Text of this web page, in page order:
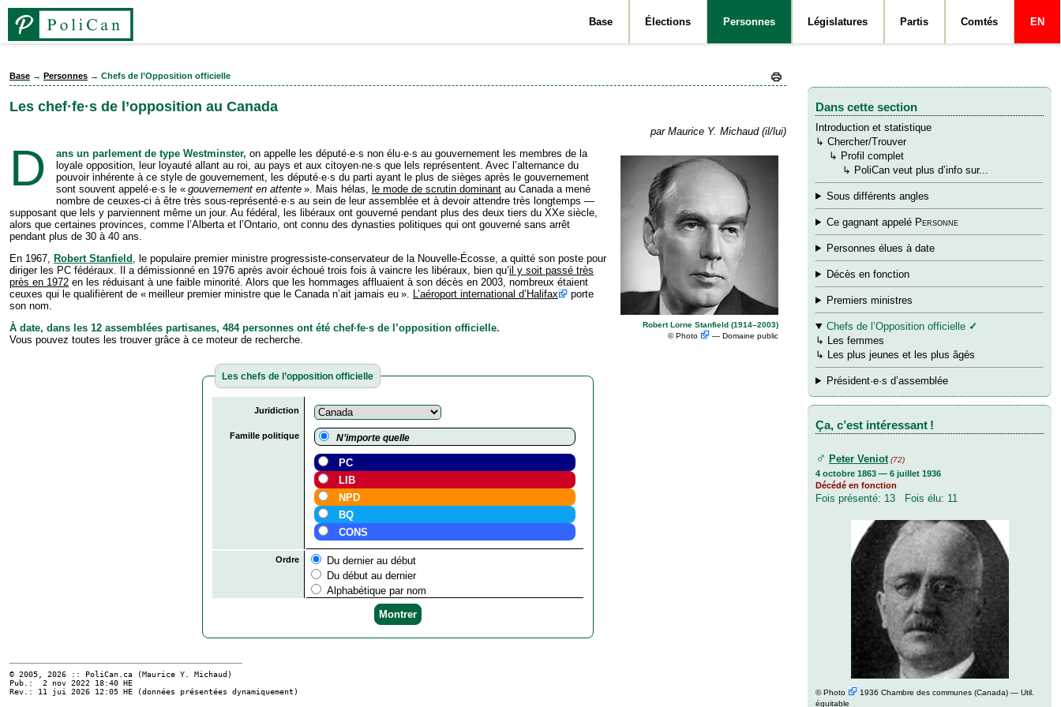
Base Élections Personnes Législatures Partis Comtés EN
Base → Personnes → Chefs de l’Opposition officielle
Les chef·fe·s de l’opposition au Canada
par Maurice Y. Michaud (il/lui)
Robert Lorne Stanfield (1914–2003)
©Photo — Domaine public
D ans un parlement de type Westminster, on appelle les député·e·s non élu·e·s au gouvernement les membres de la
loyale opposition, leur loyauté allant au roi, au pays et aux citoyen·ne·s que lels repré­sentent. Avec l’alternance du
pouvoir inhérente à ce style de gouvernement, les député·e·s du parti ayant le plus de sièges après le gouvernement
sont souvent appelé·e·s le « gouvernement en attente». Mais hélas, le mode de scrutin dominantau Canada a mené
nombre de ceuxes-ci à être très sous-représenté·e·s au sein de leur assemblée et à devoir attendre très longtemps —
supposant que lels y parviennent même un jour. Au fé­dé­ral, les libéraux ont gouverné pendant plus des deux tiers du XXe siècle,
alors que certaines provinces, comme l’Alberta et l’Ontario, ont connu des dynasties politiques qui ont gouverné sans arrêt
pendant plus de 30 à 40 ans.
En 1967,
Robert Stanfield
, le populaire premier ministre progressiste-conservateur de la Nouvelle-Écosse, a quitté son poste pour
diriger les PC fédéraux. Il a démissionné en 1976 après avoir échoué trois fois à vaincre les libéraux, bien qu’il y soit passé très
près en 1972 en les réduisant à une faible minorité. Alors que les hommages affluaient à son décès en 2003, nombreux étaient
ceuxes qui le qualifièrent de « meilleur premier ministre que le Canada n’ait jamais eu ».
L’aéroport international d’Halifax
porte
son nom.
À date, dans les 12 assemblées partisanes, 484 personnes ont été chef·fe·s de l’opposition officielle.
Vous pouvez toutes les trouver grâce à ce moteur de recherche.
Les chefs de l’opposition officielle
Juridiction
Famille politique N’importe quelle
PC
LIB
NPD
BQ
CONS
Ordre
Du dernier au début
Du début au dernier
Alphabétique par nom
© 2005, 2026 :: PoliCan.ca (Maurice Y. Michaud )
Pub.: 2 nov 2022 18:40 HE
Rev.: 11 jui 2026 12:05 HE (données présentées dynamiquement)
Dans cette section
Introduction et statistique
↳ Chercher/Trouver
↳ Profil complet
↳ PoliCan veut plus d’info sur...
Sous différents angles
Ce gagnant appelé Personne
Personnes élues à date
Décès en fonction
Premiers ministres
Chefs de l’Opposition officielle ✓
↳
Les femmes
↳
Les plus jeunes et les plus âgés
Président·e·s d’assemblée
Ça, c’est intéressant !
♂ Peter Veniot (72)
4 octobre 1863 — 6 juillet 1936
Décédé en fonction
Fois présenté: 13 Fois élu: 11
©Photo
1936 Chambre des communes (Canada) — Util.
équitable